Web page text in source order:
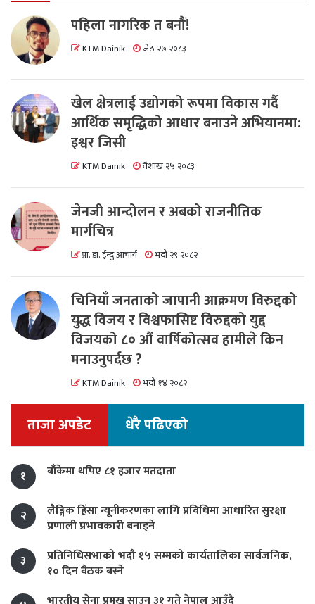
पहिला नागरिक त बनाैं!
KTM Dainik जेठ २७ २०८३
खेल क्षेत्रलाई उद्योगको रूपमा विकास गर्दै
आर्थिक समृद्धिको आधार बनाउने अभियानमा:
इश्वर जिसी
KTM Dainik वैशाख २५ २०८३
जेनजी आन्दोलन र अबको राजनीतिक
मार्गचित्र
प्रा. डा. ईन्दु आचार्य भदौ २९ २०८२
चिनियाँ जनताको जापानी आक्रमण विरुद्दको
युद्ध विजय र विश्वफासिष्ट विरुद्दको युद्द
विजयको ८० औं वार्षिकोत्सव हामीले किन
मनाउनुपर्दछ ?
KTM Dainik भदौ १४ २०८२
ताजा अपडेट धेरै पढिएको
१ बाँकेमा थपिए ८१ हजार मतदाता
२
लैङ्गिक हिंसा न्यूनीकरणका लागि प्रविधिमा आधारित सुरक्षा
प्रणाली प्रभावकारी बनाइने
३
प्रतिनिधिसभाको भदौ १५ सम्मको कार्यतालिका सार्वजनिक,
१० दिन बैठक बस्ने